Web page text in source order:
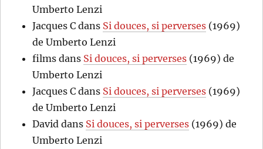
Umberto Lenzi
Jacques C dans Si douces, si perverses (1969)
de Umberto Lenzi
films dans Si douces, si perverses (1969) de
Umberto Lenzi
Jacques C dans Si douces, si perverses (1969)
de Umberto Lenzi
David dans Si douces, si perverses (1969) de
Umberto Lenzi